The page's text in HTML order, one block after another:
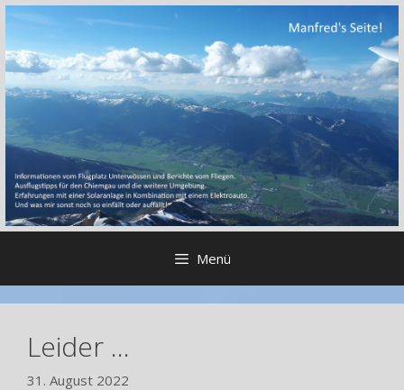
Zum
springen
Menü
Leider …
31. August 2022